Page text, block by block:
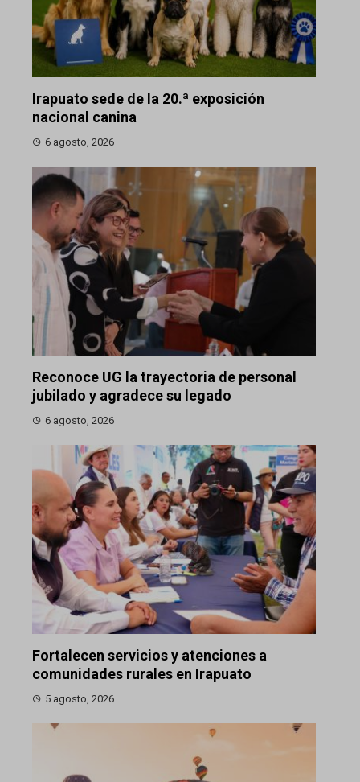
Irapuato sede de la 20.ª exposición
nacional canina
6 agosto, 2026
Reconoce UG la trayectoria de personal
jubilado y agradece su legado
6 agosto, 2026
Fortalecen servicios y atenciones a
comunidades rurales en Irapuato
5 agosto, 2026